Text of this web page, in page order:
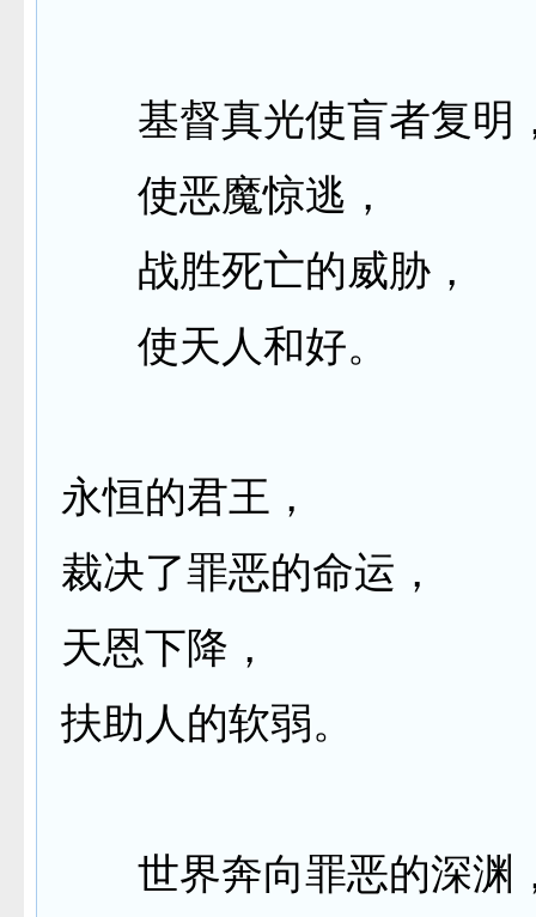
基督真光使盲者复明
使恶魔惊逃，
战胜死亡的威胁，
使天人和好。
永恒的君王，
裁决了罪恶的命运，
天恩下降，
扶助人的软弱。
世界奔向罪恶的深渊